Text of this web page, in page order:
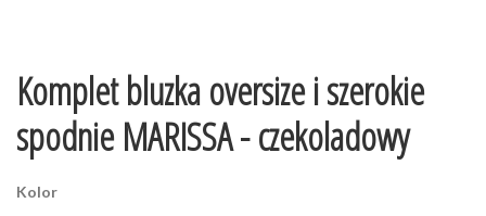
Komplet bluzka oversize i szerokie
spodnie MARISSA - czekoladowy
Kolor